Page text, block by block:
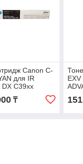
Canon C-
для IR
DX C39xx
₸